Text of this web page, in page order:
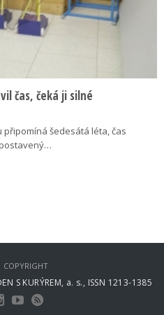
čas, čeká ji silné
připomíná šedesátá léta, čas
S KURÝREM, a. s., ISSN 1213-1385
COPYRIGHT